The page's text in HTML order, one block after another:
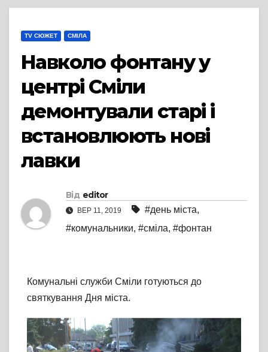
TV СЮЖЕТ СМІЛА
Навколо фонтану у
центрі Сміли
демонтували старі і
встановлюють нові
лавки
Від editor
ВЕР 11, 2019 #день міста,
#комунальники, #сміла, #фонтан
Комунальні служби Сміли готуються до
святкування Дня міста.